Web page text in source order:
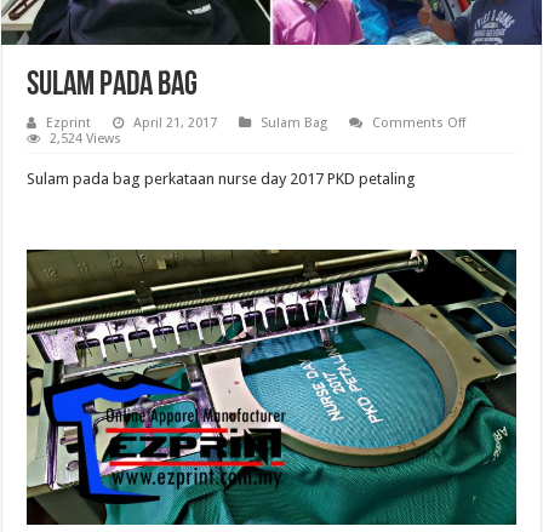
Sulam pada bag
Ezprint April 21, 2017 Sulam Bag Comments Offon
2,524 Views
Sulam pada bag perkataan nurse day 2017 PKD petaling